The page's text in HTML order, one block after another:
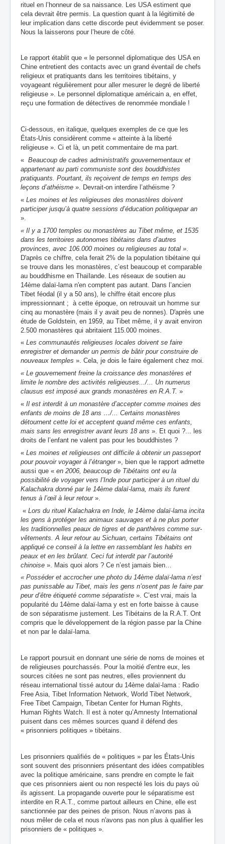
rituel en l’honneur de sa naissance. Les USA estiment que
cela devrait être permis. La question quant à la légitimité de
leur implication dans cette discorde peut évidemment se poser.
Nous la laisserons pour l’heure de côté.
Le rapport établit que « le personnel diplomatique des USA en
Chine entretient des contacts avec un grand éventail de chefs
religieux et pratiquants dans les territoires tibétains, y
voyageant régulièrement pour aller mesurer le degré de liberté
religieuse ». Le personnel diplomatique américain a, en effet,
reçu une formation de détectives de renommée mondiale !
Ci-dessous, en italique, quelques exemples de ce que les
États-Unis considèrent comme « atteinte à la liberté
religieuse ». Ci et là, un petit commentaire de ma part.
« Beaucoup de cadres administratifs gouvernementaux et
appartenant au parti communiste sont des bouddhistes
pratiquants. Pourtant, ils reçoivent de temps en temps des
leçons d’athéisme ». Devrait-on interdire l’athéisme ?
« Les moines et les religieuses des monastères doivent
participer jusqu’à quatre sessions d’éducation politiquepar an
».
« Il y a 1700 temples ou monastères au Tibet même, et 1535
dans les territoires autonomes tibétains dans d’autres
provinces, avec 106.000 moines ou religieuses au total »
D'après ce chiffre, cela ferait 2% de la population tibétaine qui
se trouve dans les monastères, c’est beaucoup et comparable
au bouddhisme en Thaïlande. Les réseaux de soutien au
14ème dalaï-lama n'en comptent pas autant. Dans l’ancien
Tibet féodal (il y a 50 ans), le chiffre était encore plus
impressionnant ; à cette époque, on retrouvait un homme sur
cinq au monastère (mais il y avait peu de nonnes). D'après une
étude de Goldstein, en 1959, au Tibet même, il y avait environ
2.500 monastères qui abritaient 115.000 moines.
« Les communautés religieuses locales doivent se faire
enregistrer et demander un permis de bâtir pour construire de
nouveaux temples ». Cela, je dois le faire également chez moi.
« Le gouvernement freine la croissance des monastères et
limite le nombre des activités religieuses.../... Un numerus
clausus est imposé aux grands monastères en R.A.T. »
« Il est interdit à un monastère d’accepter comme moines des
enfants de moins de 18 ans …/... Certains monastères
détournent cette loi et acceptent quand même ces enfants,
mais sans les enregistrer avant leurs 18 ans ». Et quoi ?... les
droits de l’enfant ne valent pas pour les bouddhistes ?
« Les moines et religieuses ont difficile à obtenir un passeport
pour pouvoir voyager à l’étranger», bien que le rapport admette
aussi que « en 2006, beaucoup de Tibétains ont eu la
possibilité de voyager vers l’Inde pour participer à un rituel du
Kalachakra donné par le 14ème dalaï-lama, mais ils furent
tenus à l’œil à leur retour».
« Lors du rituel Kalachakra en Inde, le 14ème dalaï-lama incita
les gens à protéger les animaux sauvages et à ne plus porter
les traditionnelles peaux de tigres et de panthères comme sur-
vêtements. A leur retour au Sichuan, certains Tibétains ont
appliqué ce conseil à la lettre en rassemblant les habits en
peaux et en les brûlant. Ceci fut interdit par l’autorité
chinoise ». Mais quoi alors ? Ce n’est jamais bien…
« Posséder et accrocher une photo du 14ème dalaï-lama n’est
pas punissable au Tibet, mais les gens n’osent pas le faire par
peur d’être étiqueté comme séparatiste ». C’est vrai, mais la
popularité du 14ème dalaï-lama y est en forte baisse à cause
de son séparatisme justement. Les Tibétains de la R.A.T. Ont
compris que le développement de la région passe par la Chine
et non par le dalaï-lama.
Le rapport poursuit en donnant une série de noms de moines et
de religieuses pourchassés. Pour la moitié d'entre eux, les
sources citées ne sont pas neutres, elles proviennent du
réseau international tissé autour du 14ème dalaï-lama : Radio
Free Asia, Tibet Information Network, World Tibet Network,
Free Tibet Campaign, Tibetan Center for Human Rights,
Human Rights Watch. Il est à noter qu’Amnesty International
puisent dans ces mêmes sources quand il défend des
« prisonniers politiques » tibétains.
Les prisonniers qualifiés de « politiques » par les États-Unis
sont souvent des prisonniers présentant des idées compatibles
avec la politique américaine, sans prendre en compte le fait
que ces prisonniers aient ou non respecté les lois du pays où
ils agissent.
La propagande ouverte pour le séparatisme est
interdite en R.A.T., comme partout ailleurs en Chine, elle est
sanctionnée par des peines de prison. Nous n’avons pas à
nous mêler de cela et nous n'avons pas non plus à qualifier les
prisonniers de « politiques ».